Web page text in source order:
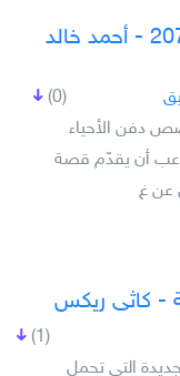
رواية الغرفة 207 - أحمد خالد
(0)
دفن الأحياء
أن يقدّم قصة
عن غ
- كاثى ريكس
(1)
التى تحمل